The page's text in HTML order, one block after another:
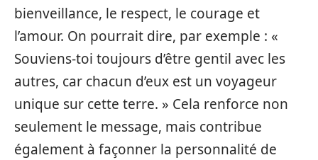
bienveillance, le respect, le courage et
l’amour. On pourrait dire, par exemple : «
Souviens-toi toujours d’être gentil avec les
autres, car chacun d’eux est un voyageur
unique sur cette terre. » Cela renforce non
seulement le message, mais contribue
également à façonner la personnalité de